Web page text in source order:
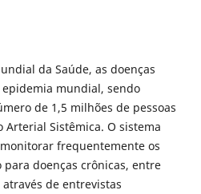
da Saúde, as doenças
mundial, sendo
de 1,5 milhões de pessoas
Sistêmica. O sistema
frequentemente os
doenças crônicas, entre
de entrevistas